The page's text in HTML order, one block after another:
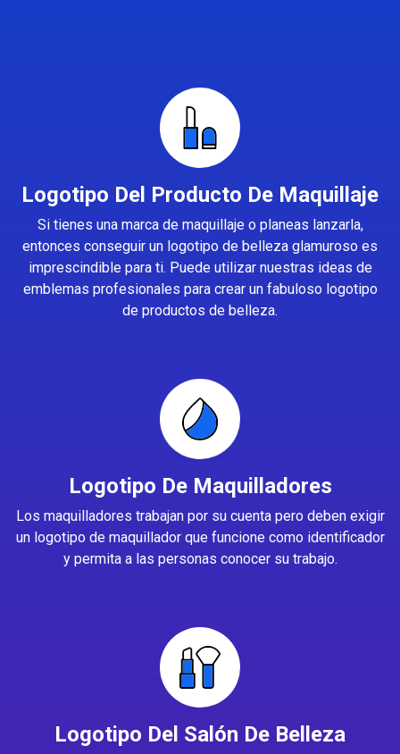
Logotipo Del Producto De Maquillaje
Si tienes una marca de maquillaje o planeas lanzarla,
entonces conseguir un logotipo de belleza glamuroso es
imprescindible para ti. Puede utilizar nuestras ideas de
emblemas profesionales para crear un fabuloso logotipo
de productos de belleza.
Logotipo De Maquilladores
Los maquilladores trabajan por su cuenta pero deben exigir
un logotipo de maquillador que funcione como identificador
y permita a las personas conocer su trabajo.
Logotipo Del Salón De Belleza